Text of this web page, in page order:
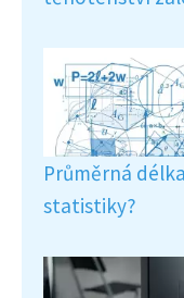
Průměrná
statistiky?